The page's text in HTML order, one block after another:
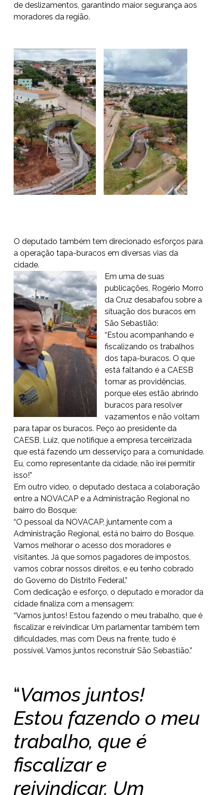
de deslizamentos, garantindo maior segurança aos
moradores da região.
O deputado também tem direcionado esforços para
a operação tapa-buracos em diversas vias da
cidade.
Em uma de suas
publicações, Rogério Morro
da Cruz desabafou sobre a
situação dos buracos em
São Sebastião:
“Estou acompanhando e
fiscalizando os trabalhos
dos tapa-buracos. O que
está faltando é a CAESB
tomar as providências,
porque eles estão abrindo
buracos para resolver
vazamentos e não voltam
para tapar os buracos. Peço ao presidente da
CAESB, Luiz, que notifique a empresa terceirizada
que está fazendo um desserviço para a comunidade.
Eu, como representante da cidade, não irei permitir
isso!”
Em outro vídeo, o deputado destaca a colaboração
entre a NOVACAP e a Administração Regional no
bairro do Bosque:
“O pessoal da NOVACAP, juntamente com a
Administração Regional, está no bairro do Bosque.
Vamos melhorar o acesso dos moradores e
visitantes. Já que somos pagadores de impostos,
vamos cobrar nossos direitos, e eu tenho cobrado
do Governo do Distrito Federal.”
Com dedicação e esforço, o deputado e morador da
cidade finaliza com a mensagem:
“Vamos juntos! Estou fazendo o meu trabalho, que é
fiscalizar e reivindicar. Um parlamentar também tem
dificuldades, mas com Deus na frente, tudo é
possível. Vamos juntos reconstruir São Sebastião.”
“Vamos juntos!
Estou fazendo o meu
trabalho, que é
fiscalizar e
reivindicar. Um